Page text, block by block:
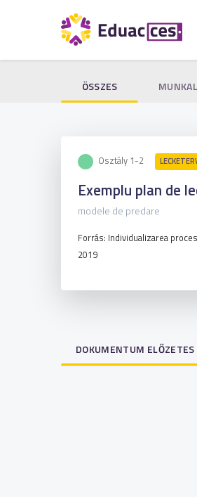
ÖSSZES
Osztály 1-2
Exemplu plan de
modele de predare
Forrás: Individualizarea
2019
DOKUMENTUM